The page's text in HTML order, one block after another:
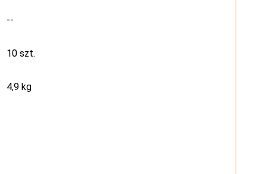
--
10 szt.
4,9 kg